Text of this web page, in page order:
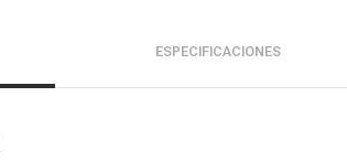
ESPECIFICACIONES